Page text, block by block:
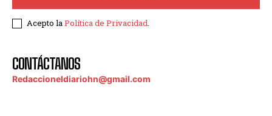
Acepto laPolítica de Privacidad.
CONTÁCTANOS
Redaccioneldiariohn@gmail.com